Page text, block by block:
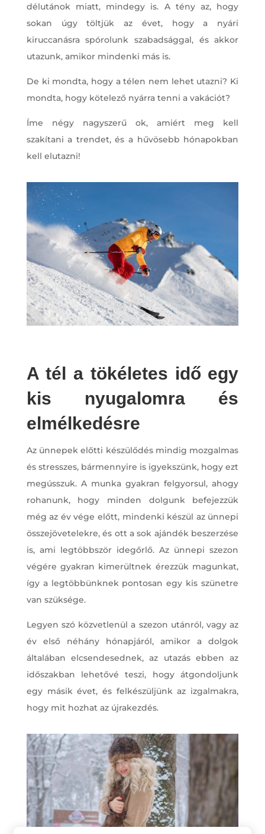
délutánok miatt, mindegy is. A tény az, hogy
sokan úgy töltjük az évet, hogy a nyári
kiruccanásra spórolunk szabadsággal, és akkor
utazunk, amikor mindenki más is.
De ki mondta, hogy a télen nem lehet utazni? Ki
mondta, hogy kötelező nyárra tenni a vakációt?
Íme négy nagyszerű ok, amiért meg kell
szakítani a trendet, és a hűvösebb hónapokban
kell elutazni!
A tél a tökéletes idő egy
kis nyugalomra és
elmélkedésre
Az ünnepek előtti készülődés mindig mozgalmas
és stresszes, bármennyire is igyekszünk, hogy ezt
megússzuk. A munka gyakran felgyorsul, ahogy
rohanunk, hogy minden dolgunk befejezzük
még az év vége előtt, mindenki készül az ünnepi
összejövetelekre, és ott a sok ajándék beszerzése
is, ami legtöbbször idegőrlő. Az ünnepi szezon
végére gyakran kimerültnek érezzük magunkat,
így a legtöbbünknek pontosan egy kis szünetre
van szüksége.
Legyen szó közvetlenül a szezon utánról, vagy az
év első néhány hónapjáról, amikor a dolgok
általában elcsendesednek, az utazás ebben az
időszakban lehetővé teszi, hogy átgondoljunk
egy másik évet, és felkészüljünk az izgalmakra,
hogy mit hozhat az újrakezdés.